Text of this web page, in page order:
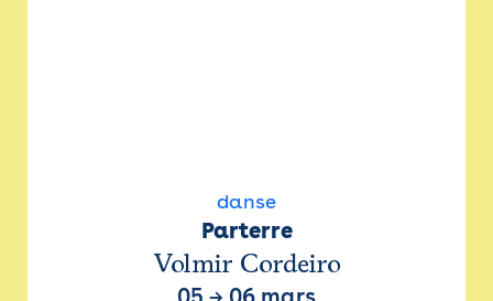
danse
Parterre
Volmir Cordeiro